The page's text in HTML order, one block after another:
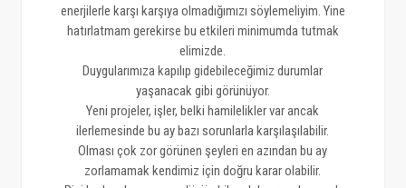
enerjilerle karşı karşıya olmadığımızı söylemeliyim. Yine
hatırlatmam gerekirse bu etkileri minimumda tutmak
elimizde.
Duygularımıza kapılıp gidebileceğimiz durumlar
yaşanacak gibi görünüyor.
Yeni projeler, işler, belki hamilelikler var ancak
ilerlemesinde bu ay bazı sorunlarla karşılaşılabilir.
Olması çok zor görünen şeyleri en azından bu ay
zorlamamak kendimiz için doğru karar olabilir.